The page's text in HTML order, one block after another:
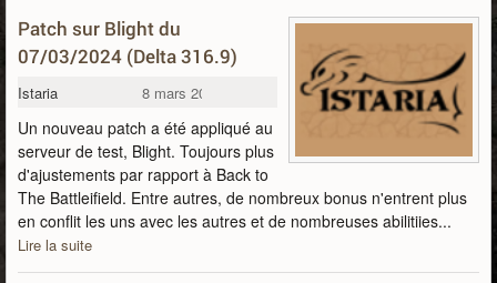
Patch sur Blight du
07/03/2024 (Delta 316.9)
Istaria 8 mars 2024
Un nouveau patch a été appliqué au
serveur de test, Blight. Toujours plus
d'ajustements par rapport à Back to
The Battleifield. Entre autres, de nombreux bonus n'entrent plus
en conflit les uns avec les autres et de nombreuses abilitiies...
Lire la suite